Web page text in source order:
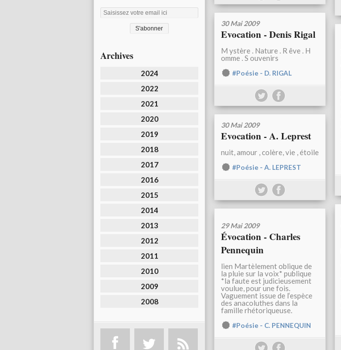
Archives
2024
2022
2021
2020
2019
2018
2017
2016
2015
2014
2013
2012
2011
2010
2009
2008
30 Mai 2009
Evocation - Denis Rigal
M ystère . Nature . R êve . H
omme . S ouvenirs
#Poésie - D. RIGAL
30 Mai 2009
Evocation - A. Leprest
nuit, amour , colère, vie , étoile
#Poésie - A. LEPREST
29 Mai 2009
Évocation - Charles
Pennequin
lien Martèlement oblique de
la pluie sur la voix* publique
*la faute est judicieusement
voulue, pour une fois.
Vaguement issue de l‘espèce
des anacoluthes dans la
famille rhétoriqueuse.
#Poésie - C. PENNEQUIN